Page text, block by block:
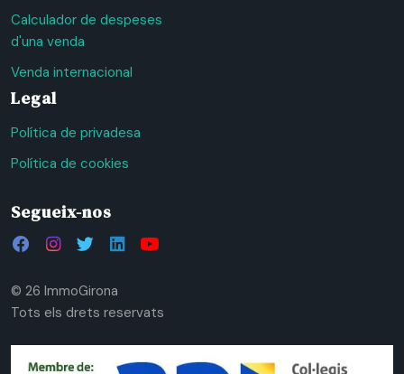
Calculador de despeses
d'una venda
Venda internacional
Legal
Política de privadesa
Política de cookies
Segueix-nos
© 26 ImmoGirona
Tots els drets reservats